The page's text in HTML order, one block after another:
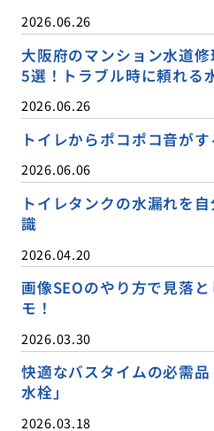
2026.06.26
大阪府のマンション水道
5選！トラブル時に頼れる
2026.06.26
トイレからポコポコ音が
2026.06.06
トイレタンクの水漏れを
識
2026.04.20
画像SEOのやり方で見落
モ！
2026.03.30
快適なバスタイムの必需
水栓」
2026.03.18